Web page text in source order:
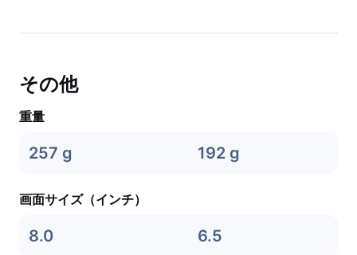
その他
重量
257 g 192 g
画面サイズ（インチ）
8.0 6.5